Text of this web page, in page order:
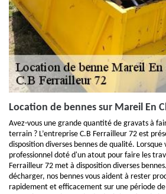
Location de bennes sur Mareil En
Avez-vous une grande quantité de gravats à
terrain ? L’entreprise C.B Ferrailleur 72 est
disposition diverses bennes de qualité. Lorsque
professionnel doté d'un atout pour faire les
Ferrailleur 72 met à disposition diverses
décharger, nos bennes vous aident à rester
rapidement et efficacement sur une période